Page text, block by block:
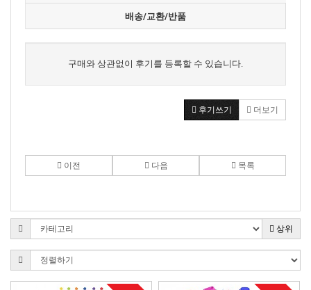
배송/교환/반품
구매와 상관없이 후기를 등록할 수 있습니다.
후기쓰기 더보기
이전 다음 목록
상위